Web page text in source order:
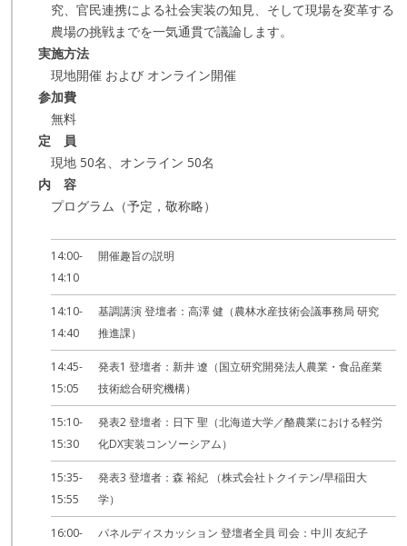
究、官民連携による社会実装の知見、そして現場を変革する
農場の挑戦までを一気通貫で議論します。
実施方法
現地開催 および オンライン開催
参加費
無料
定 員
現地 50名、オンライン 50名
内 容
プログラム（予定，敬称略）
14:00-
14:10
開催趣旨の説明
14:10-
14:40
基調講演 登壇者：高澤 健（農林水産技術会議事務局 研究
推進課）
14:45-
15:05
発表1 登壇者：新井 遼（国立研究開発法人農業・食品産業
技術総合研究機構）
15:10-
15:30
発表2 登壇者：日下 聖（北海道大学／酪農業における軽労
化DX実装コンソーシアム）
15:35-
15:55
発表3 登壇者：森 裕紀 （株式会社トクイテン/早稲田大
学）
16:00-
パネルディスカッション 登壇者全員 司会：中川 友紀子